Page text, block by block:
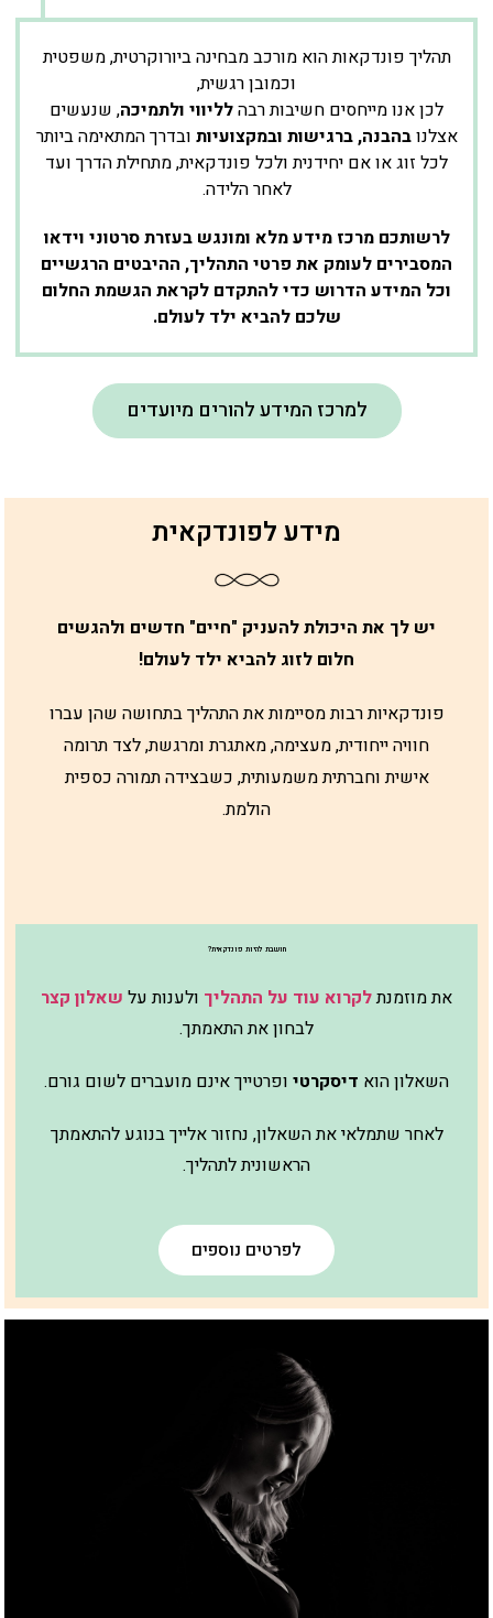
תהליך פונדקאות הוא מורכב מבחינה ביורוקרטית, משפטית
וכמובן רגשית,
לכן אנו מייחסים חשיבות רבהלליווי ולתמיכה, שנעשים
אצלנובהבנה, ברגישות ובמקצועיות ובדרך המתאימה ביותר
לכל זוג או אם יחידנית ולכל פונדקאית, מתחילת הדרך ועד
לאחר הלידה.
לרשותכם מרכז מידע מלא ומונגש בעזרת סרטוני וידאו
המסבירים לעומק את פרטי התהליך, ההיבטים הרגשיים
וכל המידע הדרוש כדי להתקדם לקראת הגשמת החלום
שלכם להביא ילד לעולם.
למרכז המידע להורים מיועדים
מידע לפונדקאית
יש לך את היכולת להעניק "חיים" חדשים ולהגשים
חלום לזוג להביא ילד לעולם!
פונדקאיות רבות מסיימות את התהליך בתחושה שהן עברו
חוויה ייחודית, מעצימה, מאתגרת ומרגשת, לצד תרומה
אישית וחברתית משמעותית, כשבצידה תמורה כספית
הולמת.
חושבת להיות פונדקאית?
את מוזמנתלקרוא עוד על התהליך ולענות על שאלון קצר
לבחון את התאמתך.
השאלון הוא דיסקרטי ופרטייך אינם מועברים לשום גורם.
לאחר שתמלאי את השאלון, נחזור אלייך בנוגע להתאמתך
הראשונית לתהליך.
לפרטים נוספים